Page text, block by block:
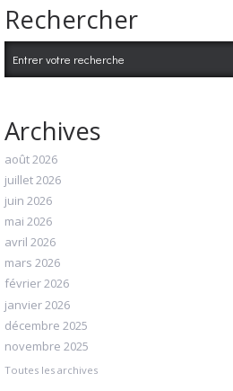
Rechercher
Archives
août 2026
juillet 2026
juin 2026
mai 2026
avril 2026
mars 2026
février 2026
janvier 2026
décembre 2025
novembre 2025
Toutes les archives